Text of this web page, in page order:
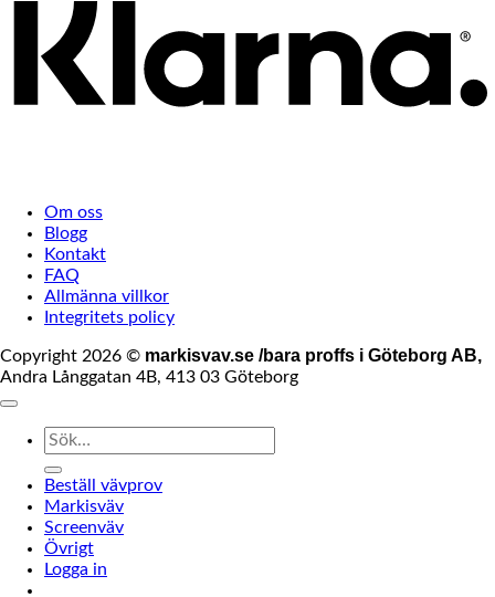
Om oss
Blogg
Kontakt
FAQ
Allmänna villkor
Integritets policy
Copyright 2026 © markisvav.se /bara proffs i Göteborg AB,
Andra Långgatan 4B, 413 03 Göteborg
Sök
efter:
Beställ vävprov
Markisväv
Screenväv
Övrigt
Logga in